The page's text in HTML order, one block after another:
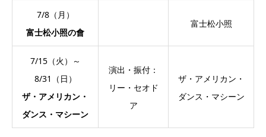
7/8（月）
富士松小照の會
富士松小照
7/15（火）～
8/31（日）
ザ・アメリカン・
ダンス・マシーン
演出・振付：
リー・セオド
ア
ザ・アメリカン・
ダンス・マシーン